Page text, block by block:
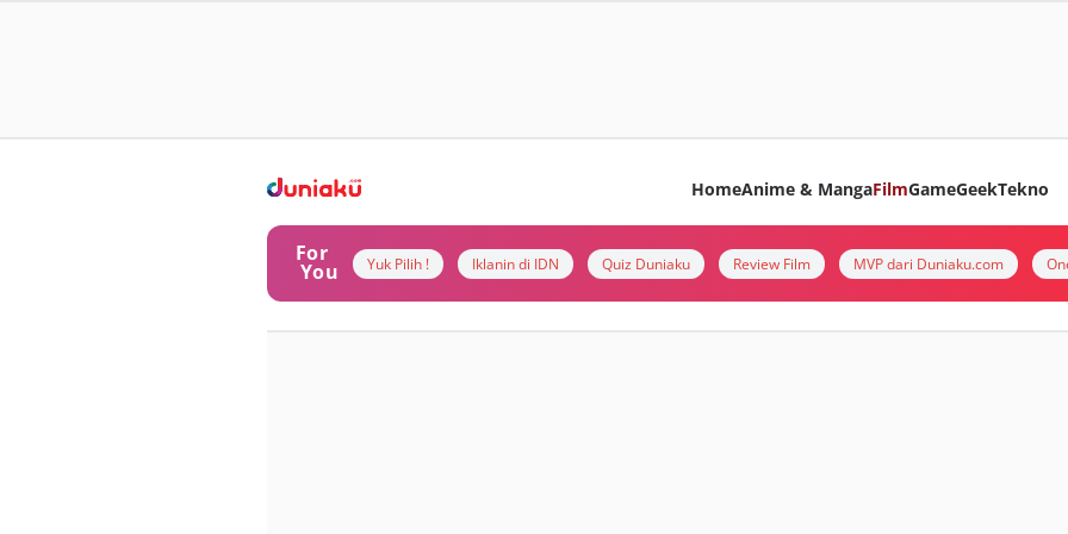
HomeAnime & MangaFilmGameGeekTekno
For
You Yuk Pilih ! Iklanin di IDN Quiz Duniaku Review Film MVP dari Duniaku.com